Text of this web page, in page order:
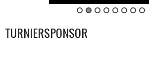
TURNIERSPONSOR